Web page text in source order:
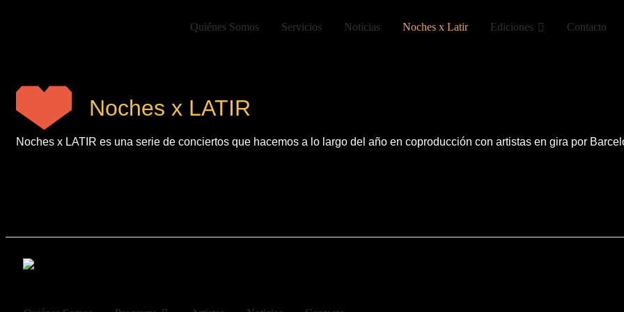
Quiénes Somos Servicios Noticias Noches x Latir Ediciones Contacto
Noches x LATIR
Noches x LATIR es una serie de conciertos que hacemos a lo largo del año en coproducción con artistas en gira por